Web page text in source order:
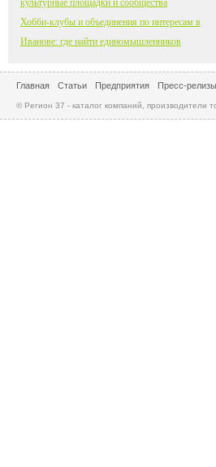
культурные площадки и сообщества
Хобби-клубы и объединения по интересам в
Иванове: где найти единомышленников
Главная Статьи Предприятия Пресс-релизы
© Регион 37 - каталог компаний, производители